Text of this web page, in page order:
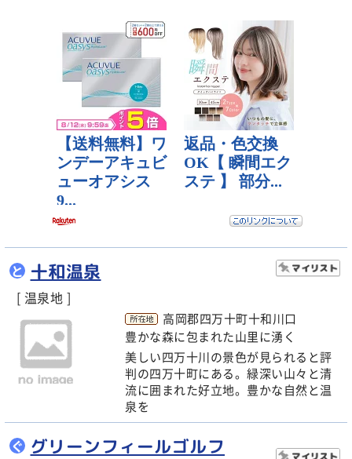
と 十和温泉
[ 温泉地 ]
高岡郡四万十町十和川口
豊かな森に包まれた山里に湧く
美しい四万十川の景色が見られると評
判の四万十町にある。緑深い山々と清
流に囲まれた好立地。豊かな自然と温
泉を
ぐ グリーンフィールゴルフ